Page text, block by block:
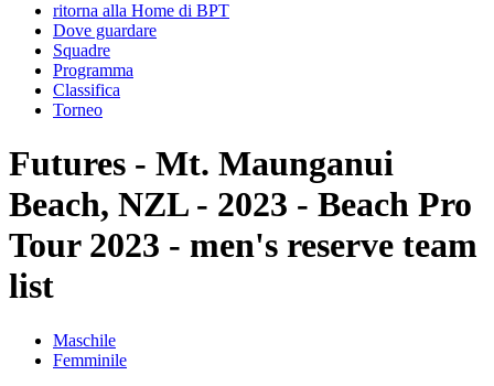
ritorna alla Home di BPT
Dove guardare
Squadre
Programma
Classifica
Torneo
Futures - Mt. Maunganui
Beach, NZL - 2023 - Beach Pro
Tour 2023 - men's reserve team
list
Maschile
Femminile